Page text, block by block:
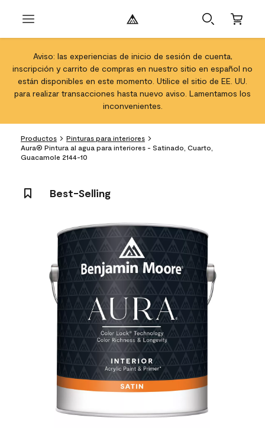
Aviso: las experiencias de inicio de sesión de cuenta,
inscripción y carrito de compras en nuestro sitio en español no
están disponibles en este momento. Utilice el sitio de EE. UU.
para realizar transacciones hasta nuevo aviso. Lamentamos los
inconvenientes.
Productos
Pinturas para interiores
Aura® Pintura al agua para interiores - Satinado, Cuarto,
Guacamole 2144-10
Best-Selling